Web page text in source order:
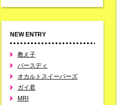
NEW ENTRY
教え子
バースディ
オカルトスイーパーズ
ガイ君
MRI